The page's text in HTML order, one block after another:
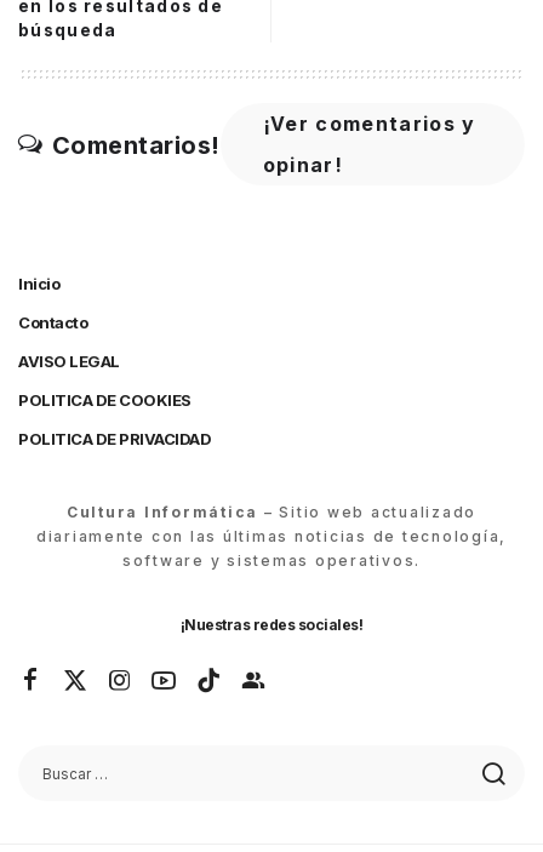
en los resultados de
búsqueda
Comentarios!
¡Ver comentarios y
opinar!
Inicio
Contacto
AVISO LEGAL
POLITICA DE COOKIES
POLITICA DE PRIVACIDAD
Cultura Informática – Sitio web actualizado
diariamente con las últimas noticias de tecnología,
software y sistemas operativos.
¡Nuestras redes sociales!